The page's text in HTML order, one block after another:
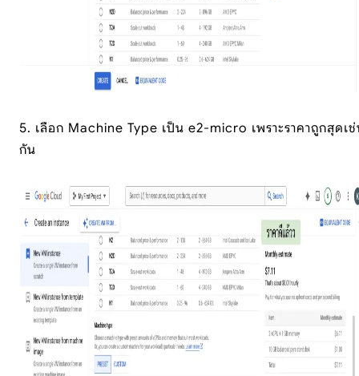
5. เลือก Machine Type เป็น e2-micro เพราะราคาถูกสุดเ
กัน